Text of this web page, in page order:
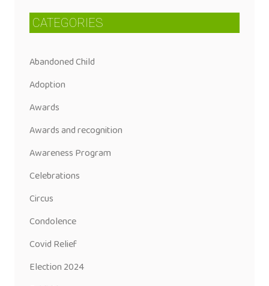
CATEGORIES
Abandoned Child
Adoption
Awards
Awards and recognition
Awareness Program
Celebrations
Circus
Condolence
Covid Relief
Election 2024